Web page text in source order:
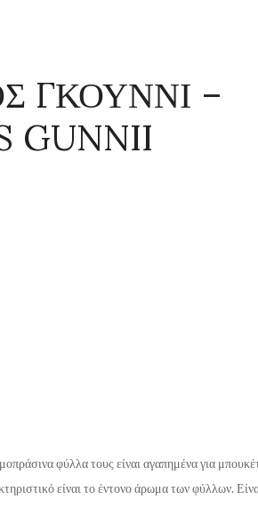
ΓΚΟΥΝΝΙ –
GUNNII
φύλλα τους είναι αγαπημένα για
είναι το έντονο άρωμα των φύλλων.